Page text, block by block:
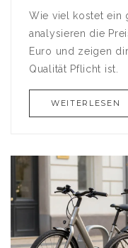
Wie viel kostet ein
analysieren die
Euro und zeigen
Qualität Pflicht ist.
WEITERLESEN